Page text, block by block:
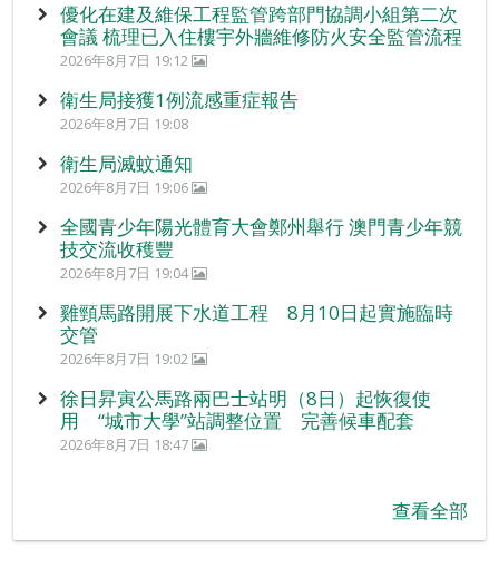
優化在建及維保工程監管跨部門協調小組第二次
會議 梳理已入住樓宇外牆維修防火安全監管流程
2026年8月7日 19:12
衛生局接獲1例流感重症報告
2026年8月7日 19:08
衛生局滅蚊通知
2026年8月7日 19:06
全國青少年陽光體育大會鄭州舉行 澳門青少年競
技交流收穫豐
2026年8月7日 19:04
雞頸馬路開展下水道工程 8月10日起實施臨時
交管
2026年8月7日 19:02
徐日昇寅公馬路兩巴士站明（8日）起恢復使
用 “城市大學”站調整位置 完善候車配套
2026年8月7日 18:47
查看全部